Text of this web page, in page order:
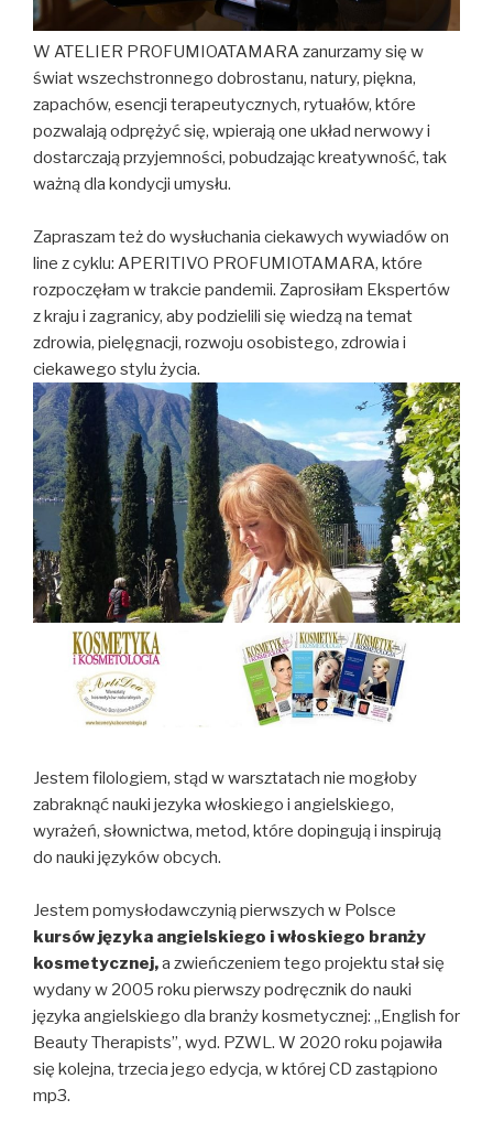
W ATELIER PROFUMIOATAMARA zanurzamy się w
świat wszechstronnego dobrostanu, natury, piękna,
zapachów, esencji terapeutycznych, rytuałów, które
pozwalają odprężyć się, wpierają one układ nerwowy i
dostarczają przyjemności, pobudzając kreatywność, tak
ważną dla kondycji umysłu.
Zapraszam też do wysłuchania ciekawych wywiadów on
line z cyklu: APERITIVO PROFUMIOTAMARA, które
rozpoczęłam w trakcie pandemii. Zaprosiłam Ekspertów
z kraju i zagranicy, aby podzielili się wiedzą na temat
zdrowia, pielęgnacji, rozwoju osobistego, zdrowia i
ciekawego stylu życia.
Jestem filologiem, stąd w warsztatach nie mogłoby
zabraknąć nauki jezyka włoskiego i angielskiego,
wyrażeń, słownictwa, metod, które dopingują i inspirują
do nauki języków obcych.
Jestem pomysłodawczynią pierwszych w Polsce
kursów języka angielskiego i włoskiego branży
kosmetycznej,a zwieńczeniem tego projektu stał się
wydany w 2005 roku pierwszy podręcznik do nauki
języka angielskiego dla branży kosmetycznej: „English for
Beauty Therapists”, wyd. PZWL. W 2020 roku pojawiła
się kolejna, trzecia jego edycja, w której CD zastąpiono
mp3.